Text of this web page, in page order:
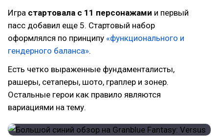
Игра стартовала с 11 персонажами и первый
пасс добавил еще 5. Стартовый набор
оформлялся по принципу «функционального и
гендерного баланса».
Есть четко выраженные фундаменталисты,
рашеры, сетаперы, шото, граплер и зонер.
Остальные герои как правило являются
вариациями на тему.